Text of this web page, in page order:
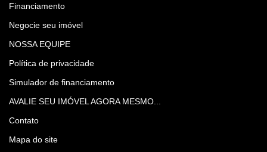
Financiamento
Negocie seu imóvel
NOSSA EQUIPE
Política de privacidade
Simulador de financiamento
AVALIE SEU IMÓVEL AGORA MESMO...
Contato
Mapa do site